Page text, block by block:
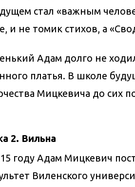
стал «важным
и не томик стихов, а
Адам долго не
платья. В школе
Мицкевича до сих
2. Вильна
году Адам Мицкевич
Виленского